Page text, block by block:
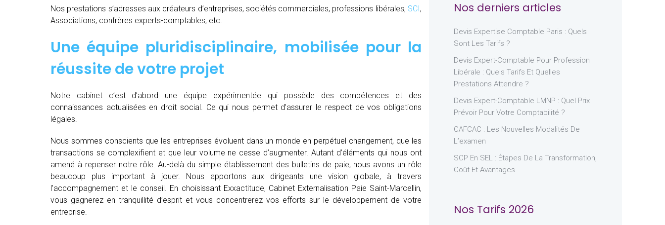
Nos prestations s’adresses aux créateurs d’entreprises, sociétés commerciales, professions libérales, SCI,
Associations, confrères experts-comptables, etc.
Une équipe pluridisciplinaire, mobilisée pour la
réussite de votre projet
Notre cabinet c’est d’abord une équipe expérimentée qui possède des compétences et des
connaissances actualisées en droit social. Ce qui nous permet d’assurer le respect de vos obligations
légales.
Nous sommes conscients que les entreprises évoluent dans un monde en perpétuel changement, que les
transactions se complexifient et que leur volume ne cesse d’augmenter. Autant d’éléments qui nous ont
amené à repenser notre rôle. Au-delà du simple établissement des bulletins de paie, nous avons un rôle
beaucoup plus important à jouer. Nous apportons aux dirigeants une vision globale, à travers
l’accompagnement et le conseil. En choisissant Exxactitude, Cabinet Externalisation Paie Saint-Marcellin,
vous gagnerez en tranquillité d’esprit et vous concentrerez vos efforts sur le développement de votre
entreprise.
Nos derniers articles
Devis Expertise Comptable Paris : Quels
Sont Les Tarifs ?
Devis Expert-Comptable Pour Profession
Libérale : Quels Tarifs Et Quelles
Prestations Attendre ?
Devis Expert-Comptable LMNP : Quel Prix
Prévoir Pour Votre Comptabilité ?
CAFCAC : Les Nouvelles Modalités De
L’examen
SCP En SEL : Étapes De La Transformation,
Coût Et Avantages
Nos Tarifs 2026